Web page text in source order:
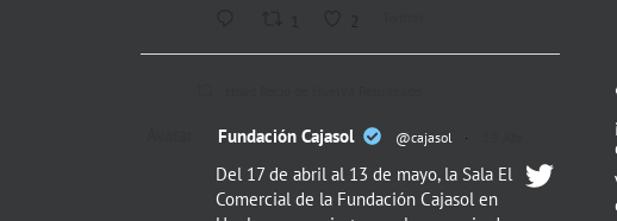
Fundación Cajasol @cajasol ·
Del 17 de abril al 13 de mayo, la Sala El
Comercial de la Fundación Cajasol en